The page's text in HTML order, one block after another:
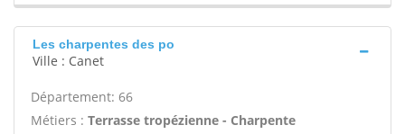
Les charpentes des po
Ville : Canet
Département: 66
Métiers : Terrasse tropézienne - Charpente